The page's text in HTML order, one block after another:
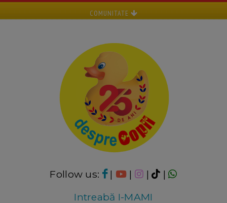
COMUNITATE
Follow us: | | |
|
Intreabă I-MAMI